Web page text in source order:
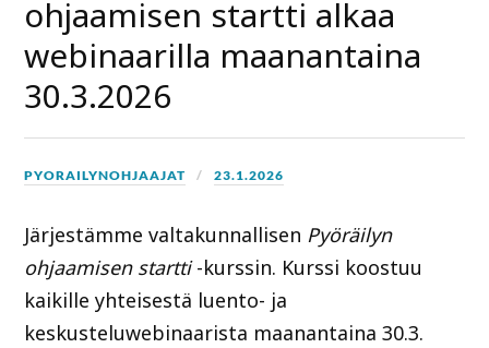
ohjaamisen startti alkaa
webinaarilla maanantaina
30.3.2026
PYORAILYNOHJAAJAT 23.1.2026
Järjestämme valtakunnallisen Pyöräilyn
ohjaamisen startti-kurssin. Kurssi koostuu
kaikille yhteisestä luento- ja
keskusteluwebinaarista maanantaina 30.3.